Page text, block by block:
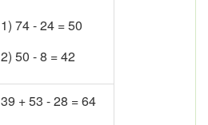
1) 74 - 24 = 50
2) 50 - 8 = 42
39 + 53 - 28 = 64